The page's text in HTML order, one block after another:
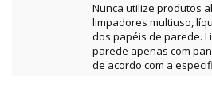
Nunca utilize produtos
limpadores multiuso,
dos papéis de parede.
parede apenas com
de acordo com a